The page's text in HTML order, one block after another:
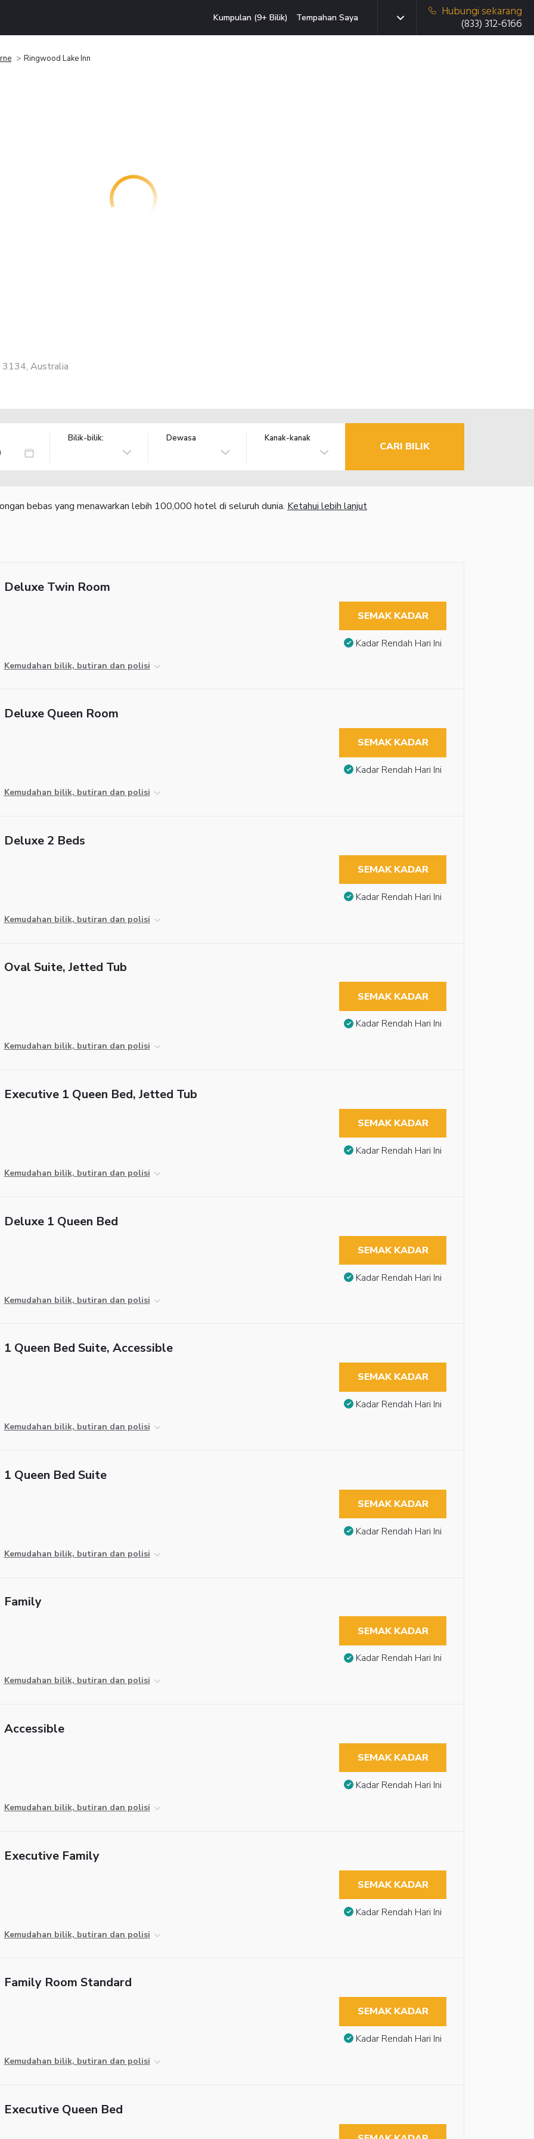
Kumpulan (9+ Bilik) Tempahan Saya
Hubungi sekarang
(833) 312-6166
Ringwood Lake Inn
3134, Australia
Bilik-bilik: Dewasa Kanak-kanak
CARI BILIK
bebas yang menawarkan lebih 100,000 hotel di seluruh dunia. Ketahui lebih lanjut
Deluxe Twin Room
Kemudahan bilik, butiran dan polisi
SEMAK KADAR
Kadar Rendah Hari Ini
Deluxe Queen Room
Kemudahan bilik, butiran dan polisi
SEMAK KADAR
Kadar Rendah Hari Ini
Deluxe 2 Beds
Kemudahan bilik, butiran dan polisi
SEMAK KADAR
Kadar Rendah Hari Ini
Oval Suite, Jetted Tub
Kemudahan bilik, butiran dan polisi
SEMAK KADAR
Kadar Rendah Hari Ini
Executive 1 Queen Bed, Jetted Tub
Kemudahan bilik, butiran dan polisi
SEMAK KADAR
Kadar Rendah Hari Ini
Deluxe 1 Queen Bed
Kemudahan bilik, butiran dan polisi
SEMAK KADAR
Kadar Rendah Hari Ini
1 Queen Bed Suite, Accessible
Kemudahan bilik, butiran dan polisi
SEMAK KADAR
Kadar Rendah Hari Ini
1 Queen Bed Suite
Kemudahan bilik, butiran dan polisi
SEMAK KADAR
Kadar Rendah Hari Ini
Family
Kemudahan bilik, butiran dan polisi
SEMAK KADAR
Kadar Rendah Hari Ini
Accessible
Kemudahan bilik, butiran dan polisi
SEMAK KADAR
Kadar Rendah Hari Ini
Executive Family
Kemudahan bilik, butiran dan polisi
SEMAK KADAR
Kadar Rendah Hari Ini
Family Room Standard
Kemudahan bilik, butiran dan polisi
SEMAK KADAR
Kadar Rendah Hari Ini
Executive Queen Bed